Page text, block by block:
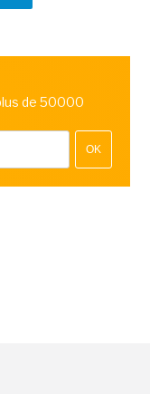
de 50000
OK